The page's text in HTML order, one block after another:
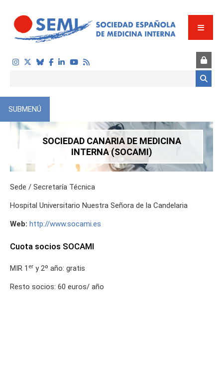
SOCIEDAD CANARIA DE MEDICINA
INTERNA (SOCAMI)
SUBMENÚ
Sede / Secretaría Técnica
Hospital Universitario Nuestra Señora de la Candelaria
Web: http://www.socami.es
Cuota socios SOCAMI
MIR 1 er y 2º año: gratis
Resto socios: 60 euros/ año